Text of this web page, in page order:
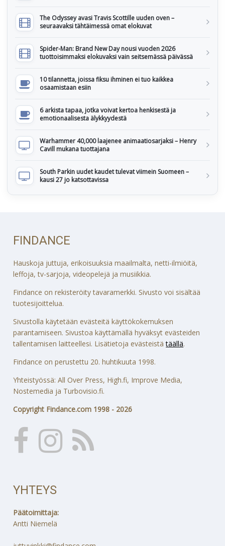
The Odyssey avasi Travis Scottille uuden oven –
seuraavaksi tähtäimessä omat elokuvat
Spider-Man: Brand New Day nousi vuoden 2026
tuottoisimmaksi elokuvaksi vain seitsemässä päivässä
10 tilannetta, joissa fiksu ihminen ei tuo kaikkea
osaamistaan esiin
6 arkista tapaa, jotka voivat kertoa henkisestä ja
emotionaalisesta älykkyydestä
Warhammer 40,000 laajenee animaatiosarjaksi – Henry
Cavill mukana tuottajana
South Parkin uudet kaudet tulevat viimein Suomeen –
kausi 27 jo katsottavissa
FINDANCE
Hauskoja juttuja, erikoisuuksia maailmalta, netti-ilmiöitä,
leffoja, tv-sarjoja, videopelejä ja musiikkia.
Findance on rekisteröity tavaramerkki. Sivusto voi sisältää
tuotesijoittelua.
Sivustolla käytetään evästeitä käyttökokemuksen
parantamiseen. Sivustoa käyttämällä hyväksyt evästeiden
tallentamisen laitteellesi. Lisätietoja evästeistätäällä.
Findance on perustettu 20. huhtikuuta 1998.
Yhteistyössä: All Over Press, High.fi, Improve Media,
Nostemedia ja Turbovisio.fi.
Copyright Findance.com 1998 - 2026
YHTEYS
Päätoimittaja:
Antti Niemelä